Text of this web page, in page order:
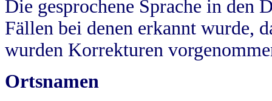
Die gesprochene Sprache in
Fällen bei denen erkannt wurde,
wurden Korrekturen
Ortsnamen